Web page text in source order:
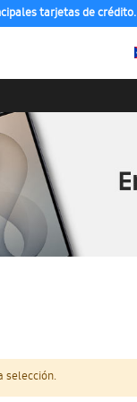
tarjetas de crédito.
selección.